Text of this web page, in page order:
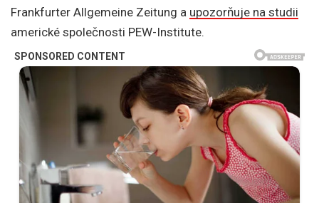
Frankfurter Allgemeine Zeitung a upozorňuje na studii
americké společnosti PEW-Institute.